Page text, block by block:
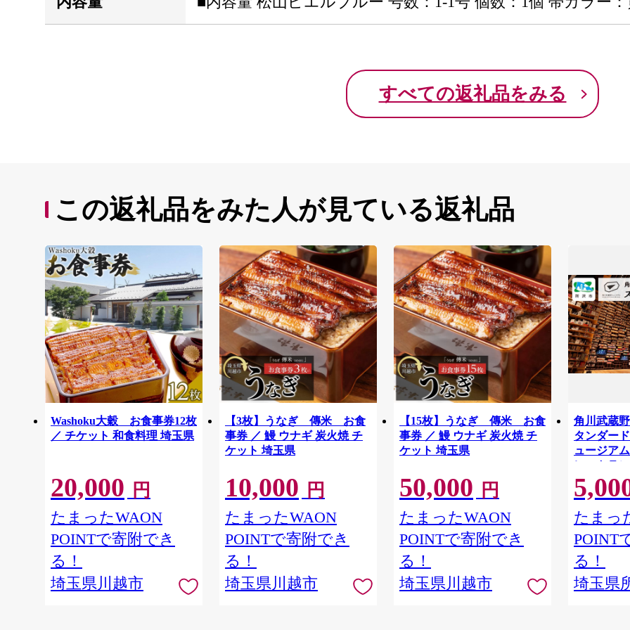
すべての返礼品をみる
この返礼品をみた人が見ている返礼品
Washoku大穀 お食事券12枚
／ チケット 和食料理 埼玉県
20,000 円
たまったWAON
POINTで寄附でき
る！
埼玉県川越市
【3枚】うなぎ 傳米 お食
事券 ／ 鰻 ウナギ 炭火焼 チ
ケット 埼玉県
10,000 円
たまったWAON
POINTで寄附でき
る！
埼玉県川越市
【15枚】うなぎ 傳米 お食
事券 ／ 鰻 ウナギ 炭火焼 チ
ケット 埼玉県
50,000 円
たまったWAON
POINTで寄附でき
る！
埼玉県川越市
角川武蔵
タンダー
ュージア
レストラ
物館 アー
学 角川
品 本棚
隈研吾 チ
市
たまっ
POINT
る！
埼玉県